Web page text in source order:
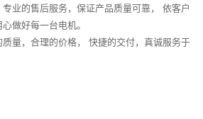
业的售后服务，保证产品质量可靠， 依客户
做好每一台电机。
量，合理的价格， 快捷的交付，真诚服务于